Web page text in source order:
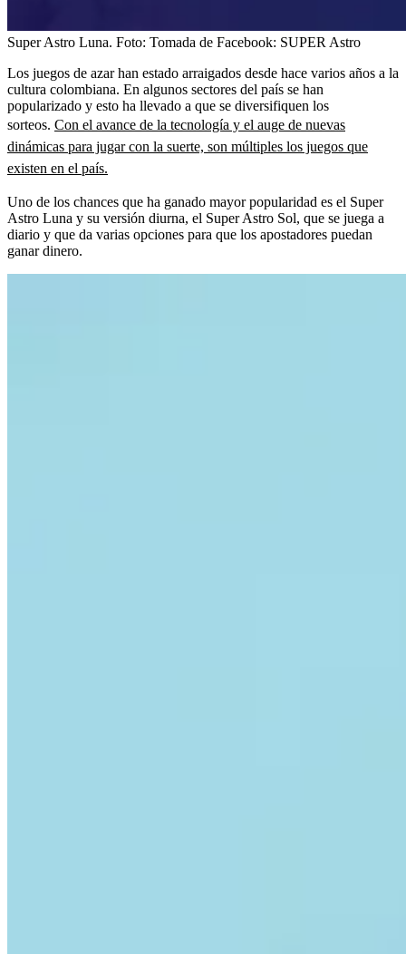
Super Astro Luna. Foto: Tomada de Facebook: SUPER Astro
Los juegos de azar han estado arraigados desde hace varios años a la
cultura colombiana. En algunos sectores del país se han
popularizado y esto ha llevado a que se diversifiquen los
sorteos. Con el avance de la tecnología y el auge de nuevas
dinámicas para jugar con la suerte, son múltiples los juegos que
existen en el país.
Uno de los chances que ha ganado mayor popularidad es el Super
Astro Luna y su versión diurna, el Super Astro Sol, que se juega a
diario y que da varias opciones para que los apostadores puedan
ganar dinero.